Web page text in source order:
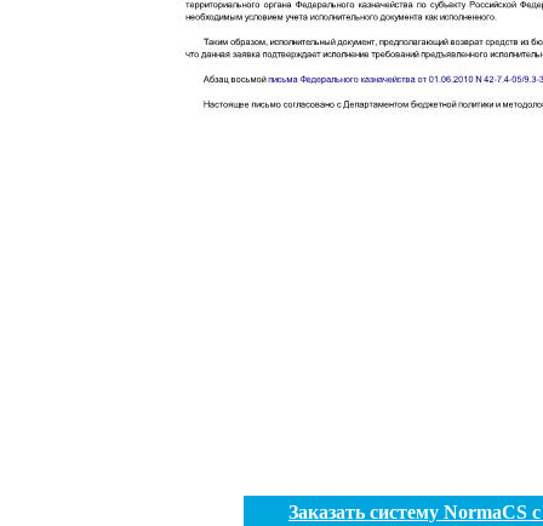
Заказать систему